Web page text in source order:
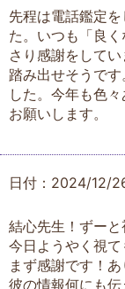
先程は電話鑑定
た。いつも「良
さり感謝をして
踏み出せそうで
した。今年も色
お願いします。
日付：2024/12/
結心先生！ずー
今日ようやく視て
まず感謝です！あ
彼の情報何にも